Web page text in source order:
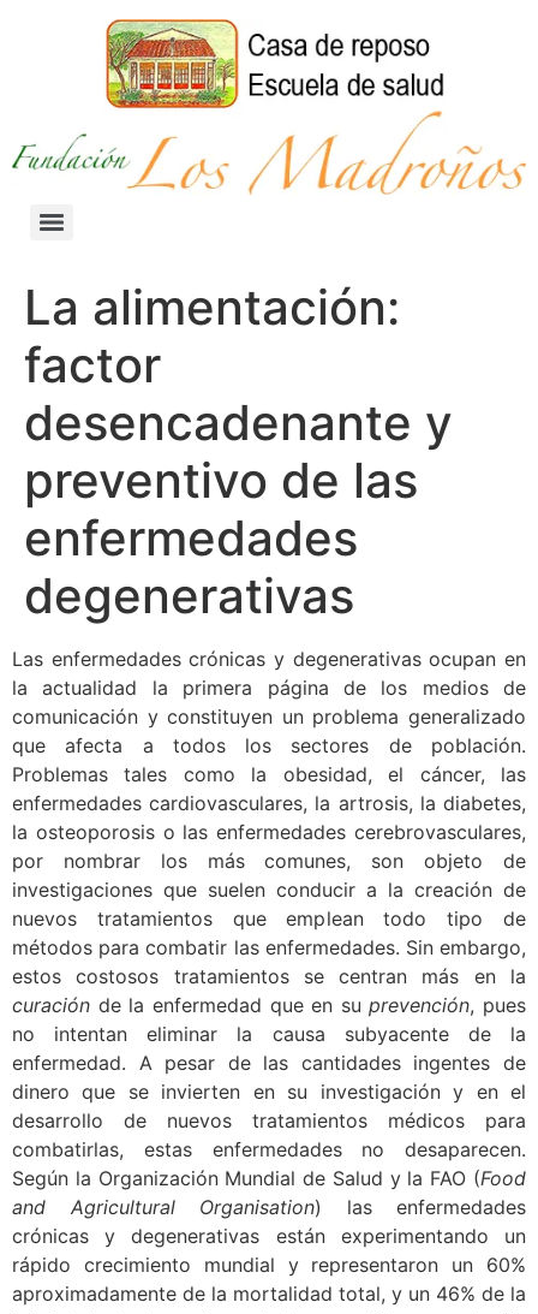
La alimentación:
factor
desencadenante y
preventivo de las
enfermedades
degenerativas
Las enfermedades crónicas y degenerativas ocupan en
la actualidad la primera página de los medios de
comunicación y constituyen un problema generalizado
que afecta a todos los sectores de población.
Problemas tales como la obesidad, el cáncer, las
enfermedades cardiovasculares, la artrosis, la diabetes,
la osteoporosis o las enfermedades cerebrovasculares,
por nombrar los más comunes, son objeto de
investigaciones que suelen conducir a la creación de
nuevos tratamientos que emplean todo tipo de
métodos para combatir las enfermedades. Sin embargo,
estos costosos tratamientos se centran más en la
curación de la enfermedad que en suprevención, pues
no intentan eliminar la causa subyacente de la
enfermedad. A pesar de las cantidades ingentes de
dinero que se invierten en su investigación y en el
desarrollo de nuevos tratamientos médicos para
combatirlas, estas enfermedades no desaparecen.
Según la Organización Mundial de Salud y la FAO (Food
and Agricultural Organisation) las enfermedades
crónicas y degenerativas están experimentando un
rápido crecimiento mundial y representaron un 60%
aproximadamente de la mortalidad total, y un 46% de la